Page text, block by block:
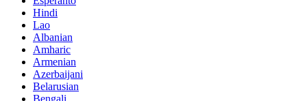
Hindi
Lao
Albanian
Amharic
Armenian
Azerbaijani
Belarusian